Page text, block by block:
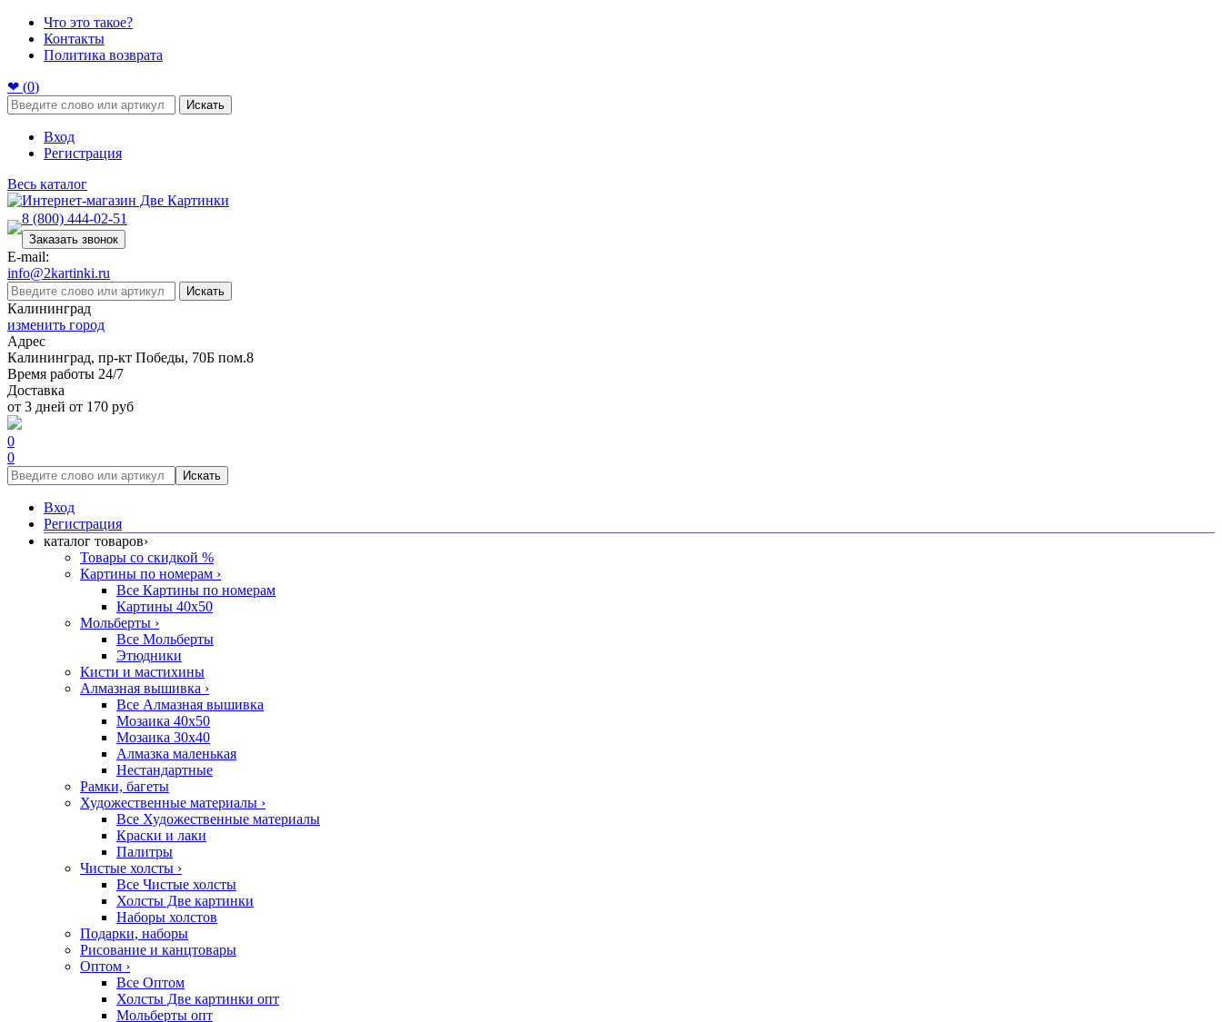
Что это такое?
Контакты
Политика возврата
❤ (0)
Искать
Вход
Регистрация
Весь каталог
8 (800) 444-02-51
Заказать звонок
E-mail:
info@2kartinki.ru
Искать
Калининград
изменить город
Адрес
Калининград, пр-кт Победы, 70Б пом.8
Время работы 24/7
Доставка
от 3 дней от 170 руб
0
0
Искать
Вход
Регистрация
каталог товаров›
Товары со скидкой %
Картины по номерам ›
Все Картины по номерам
Картины 40x50
Мольберты ›
Все Мольберты
Этюдники
Кисти и мастихины
Алмазная вышивка ›
Все Алмазная вышивка
Мозаика 40x50
Мозаика 30x40
Алмазка маленькая
Нестандартные
Рамки, багеты
Художественные материалы ›
Все Художественные материалы
Краски и лаки
Палитры
Чистые холсты ›
Все Чистые холсты
Холсты Две картинки
Наборы холстов
Подарки, наборы
Рисование и канцтовары
Оптом ›
Все Оптом
Холсты Две картинки опт
Мольберты опт